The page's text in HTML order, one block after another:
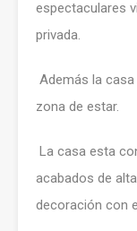
espectaculares
privada.
Además la
zona de estar.
La casa esta
acabados de
decoración con